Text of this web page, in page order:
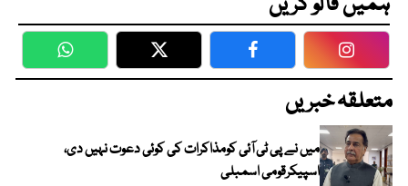
WhatsApp Twitter Facebook
متعلقہ خبریں
میں نے پی ٹی آئی کومذاکرات کی کوئی دعوت نہیں دی،
اسپیکرقومی اسمبلی